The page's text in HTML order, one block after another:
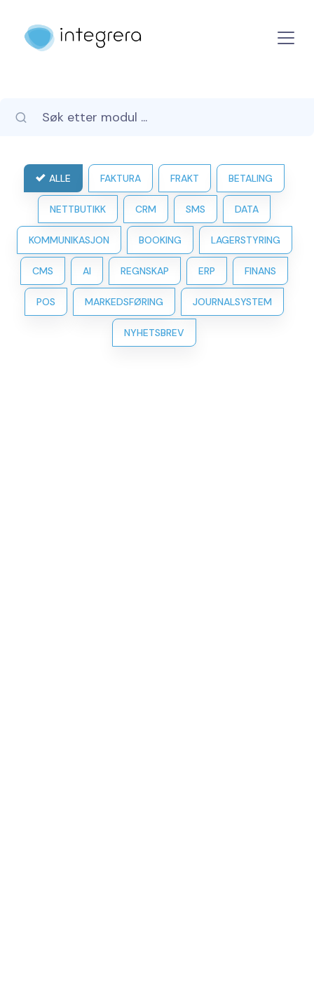
ALLE FAKTURA FRAKT BETALING
NETTBUTIKK CRM SMS DATA
KOMMUNIKASJON BOOKING LAGERSTYRING
CMS AI REGNSKAP ERP FINANS
POS MARKEDSFØRING JOURNALSYSTEM
NYHETSBREV